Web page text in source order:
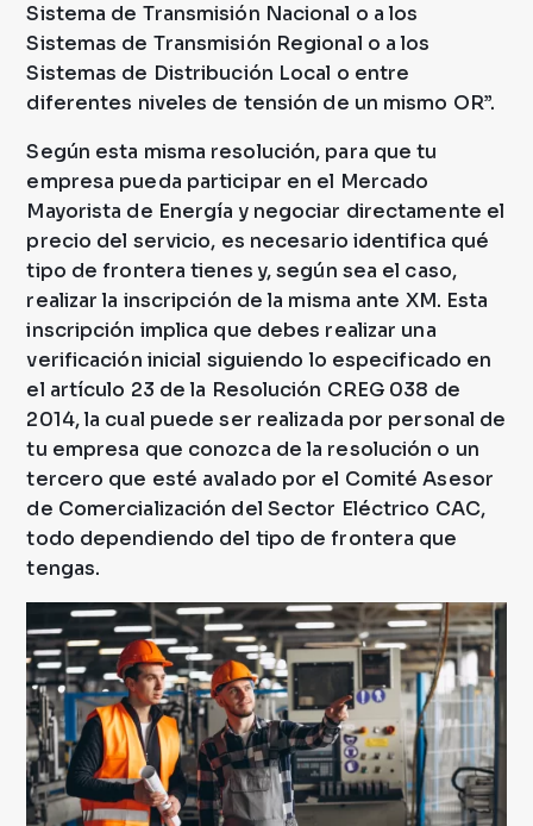
Sistema de Transmisión Nacional o a los
Sistemas de Transmisión Regional o a los
Sistemas de Distribución Local o entre
diferentes niveles de tensión de un mismo OR”.
Según esta misma resolución, para que tu
empresa pueda participar en el Mercado
Mayorista de Energía y negociar directamente el
precio del servicio, es necesario identifica qué
tipo de frontera tienes y, según sea el caso,
realizar la inscripción de la misma ante XM. Esta
inscripción implica que debes realizar una
verificación inicial siguiendo lo especificado en
el artículo 23 de la Resolución CREG 038 de
2014, la cual puede ser realizada por personal de
tu empresa que conozca de la resolución o un
tercero que esté avalado por el Comité Asesor
de Comercialización del Sector Eléctrico CAC,
todo dependiendo del tipo de frontera que
tengas.